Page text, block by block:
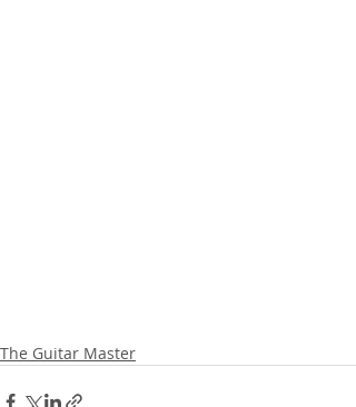
The Guitar Master